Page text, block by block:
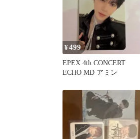
¥499
EPEX 4th CONCERT
ECHO MD アミン